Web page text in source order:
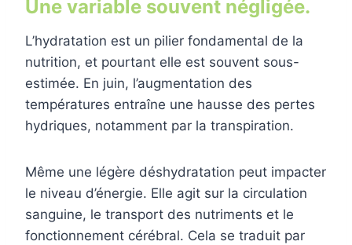
Une variable souvent négligée.
L’hydratation est un pilier fondamental de la
nutrition, et pourtant elle est souvent sous-
estimée. En juin, l’augmentation des
températures entraîne une hausse des pertes
hydriques, notamment par la transpiration.
Même une légère déshydratation peut impacter
le niveau d’énergie. Elle agit sur la circulation
sanguine, le transport des nutriments et le
fonctionnement cérébral. Cela se traduit par